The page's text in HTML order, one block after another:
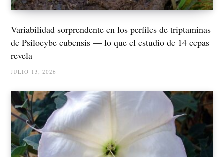
Variabilidad sorprendente en los perfiles de triptaminas
de Psilocybe cubensis — lo que el estudio de 14 cepas
revela
JULIO 13, 2026